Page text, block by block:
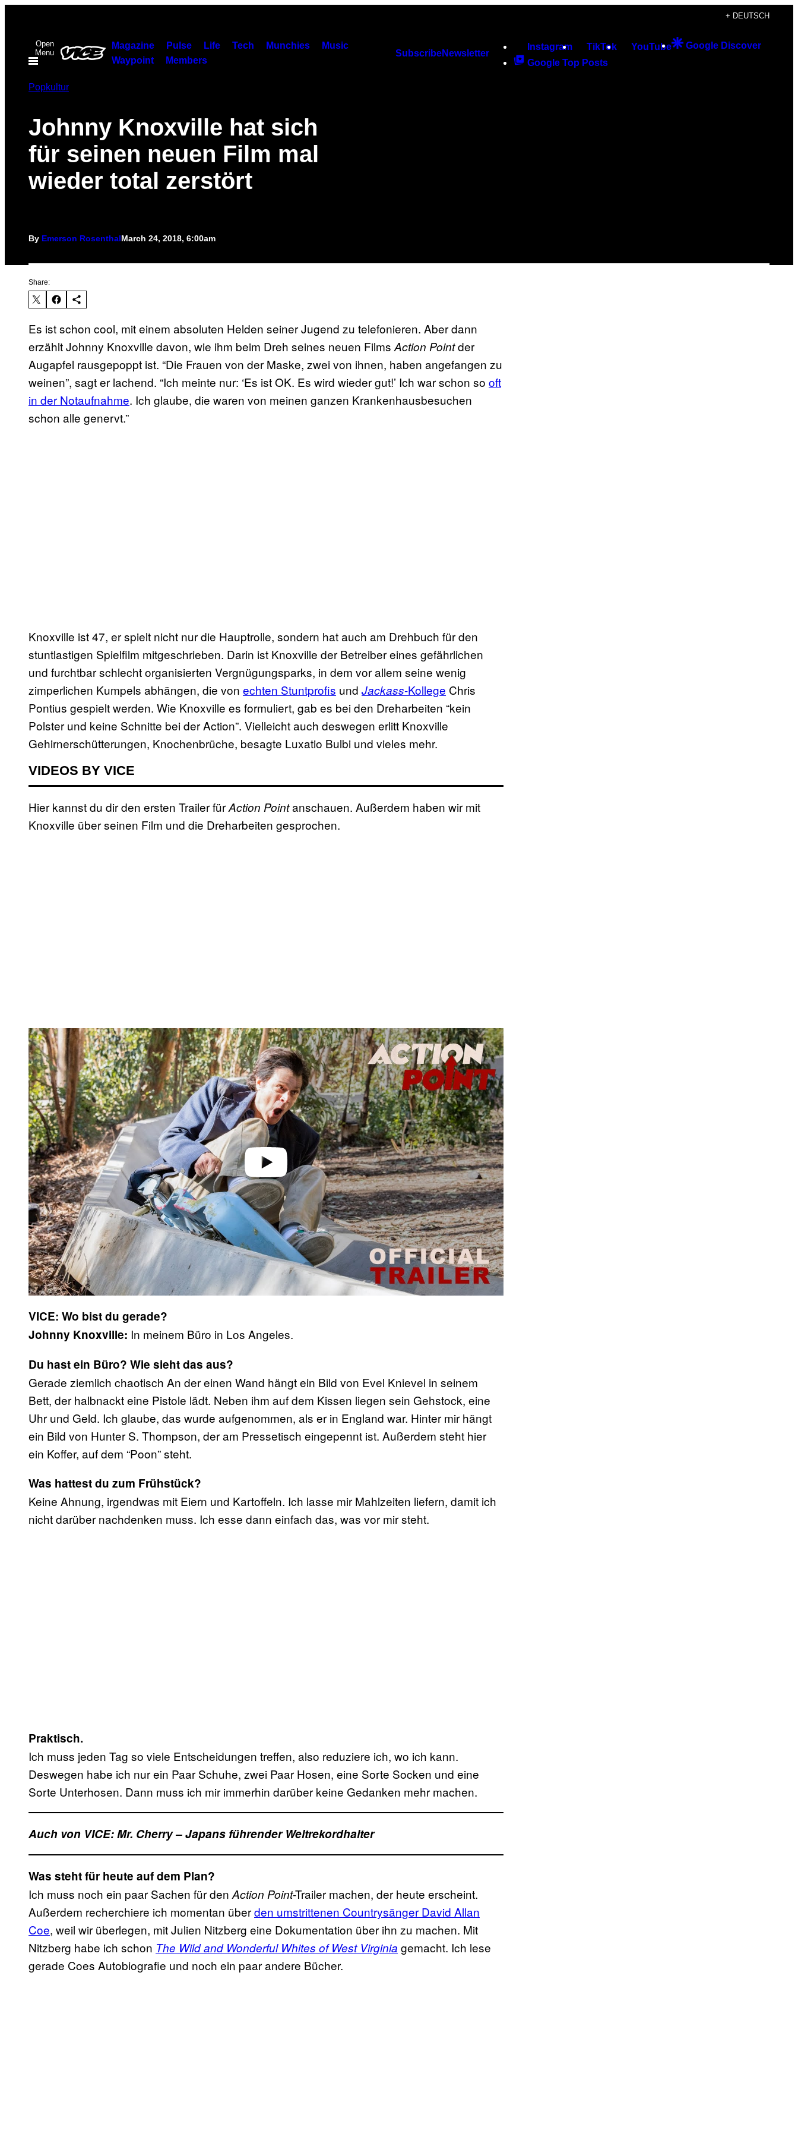
content
+ DEUTSCH
Open
Menu
Magazine Pulse Life Tech Munchies
Music
Waypoint
Members
SubscribeNewsletter
Instagram TikTok YouTube
Google Discover
Google Top Posts
Popkultur
Johnny Knoxville hat sich
für seinen neuen Film mal
wieder total zerstört
By Emerson RosenthalMarch 24, 2018, 6:00am
Share:
Es ist schon cool, mit einem absoluten Helden seiner Jugend zu telefonieren. Aber dann
erzählt Johnny Knoxville davon, wie ihm beim Dreh seines neuen Films Action Pointder
Augapfel rausgepoppt ist. “Die Frauen von der Maske, zwei von ihnen, haben angefangen zu
weinen”, sagt er lachend. “Ich meinte nur: ‘Es ist OK. Es wird wieder gut!’ Ich war schon so oft
in der Notaufnahme. Ich glaube, die waren von meinen ganzen Krankenhausbesuchen
schon alle genervt.”
Knoxville ist 47, er spielt nicht nur die Hauptrolle, sondern hat auch am Drehbuch für den
stuntlastigen Spielfilm mitgeschrieben. Darin ist Knoxville der Betreiber eines gefährlichen
und furchtbar schlecht organisierten Vergnügungsparks, in dem vor allem seine wenig
zimperlichen Kumpels abhängen, die von echten Stuntprofis und Jackass-Kollege Chris
Pontius gespielt werden. Wie Knoxville es formuliert, gab es bei den Dreharbeiten “kein
Polster und keine Schnitte bei der Action”. Vielleicht auch deswegen erlitt Knoxville
Gehirnerschütterungen, Knochenbrüche, besagte Luxatio Bulbi und vieles mehr.
VIDEOS BY VICE
Hier kannst du dir den ersten Trailer fürAction Pointanschauen. Außerdem haben wir mit
Knoxville über seinen Film und die Dreharbeiten gesprochen.
Play video
VICE: Wo bist du gerade?
Johnny Knoxville: In meinem Büro in Los Angeles.
Du hast ein Büro? Wie sieht das aus?
Gerade ziemlich chaotisch An der einen Wand hängt ein Bild von Evel Knievel in seinem
Bett, der halbnackt eine Pistole lädt. Neben ihm auf dem Kissen liegen sein Gehstock, eine
Uhr und Geld. Ich glaube, das wurde aufgenommen, als er in England war. Hinter mir hängt
ein Bild von Hunter S. Thompson, der am Pressetisch eingepennt ist. Außerdem steht hier
ein Koffer, auf dem “Poon” steht.
Was hattest du zum Frühstück?
Keine Ahnung, irgendwas mit Eiern und Kartoffeln. Ich lasse mir Mahlzeiten liefern, damit ich
nicht darüber nachdenken muss. Ich esse dann einfach das, was vor mir steht.
Praktisch.
Ich muss jeden Tag so viele Entscheidungen treffen, also reduziere ich, wo ich kann.
Deswegen habe ich nur ein Paar Schuhe, zwei Paar Hosen, eine Sorte Socken und eine
Sorte Unterhosen. Dann muss ich mir immerhin darüber keine Gedanken mehr machen.
Auch von VICE: Mr. Cherry – Japans führender Weltrekordhalter
Was steht für heute auf dem Plan?
Ich muss noch ein paar Sachen für denAction Point-Trailer machen, der heute erscheint.
Außerdem recherchiere ich momentan überden umstrittenen Countrysänger David Allan
Coe, weil wir überlegen, mit Julien Nitzberg eine Dokumentation über ihn zu machen. Mit
Nitzberg habe ich schon The Wild and Wonderful Whites of West Virginia gemacht. Ich lese
gerade Coes Autobiografie und noch ein paar andere Bücher.